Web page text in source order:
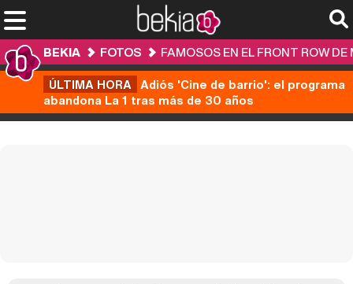
BEKIA FOTOS
FAMOSOS EN EL FRONT ROW
ÚLTIMA HORA Adiós 'Cine de barrio': el programa
abandona La 1 tras más de 30 años